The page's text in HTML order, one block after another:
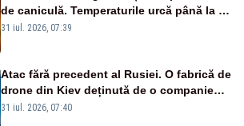
de caniculă. Temperaturile urcă până la 38
de grade, iar nopțile devin tropicale
31 iul. 2026, 07:39
Atac fără precedent al Rusiei. O fabrică de
drone din Kiev deținută de o companie
americană, distrusă de o rachetă
31 iul. 2026, 07:40